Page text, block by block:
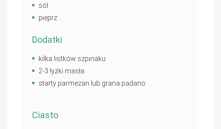
sól
pieprz
Dodatki
kilka listków szpinaku
2-3 łyżki masła
starty parmezan lub grana padano
Ciasto